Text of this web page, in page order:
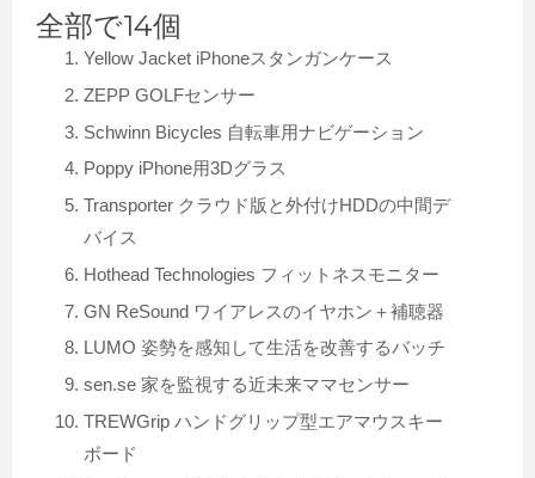
全部で14個
Yellow Jacket iPhoneスタンガンケース
ZEPP GOLFセンサー
Schwinn Bicycles 自転車用ナビゲーション
Poppy iPhone用3Dグラス
Transporter クラウド版と外付けHDDの中間デ
バイス
Hothead Technologies フィットネスモニター
GN ReSound ワイアレスのイヤホン＋補聴器
LUMO 姿勢を感知して生活を改善するバッチ
sen.se 家を監視する近未来ママセンサー
TREWGrip ハンドグリップ型エアマウスキー
ボード